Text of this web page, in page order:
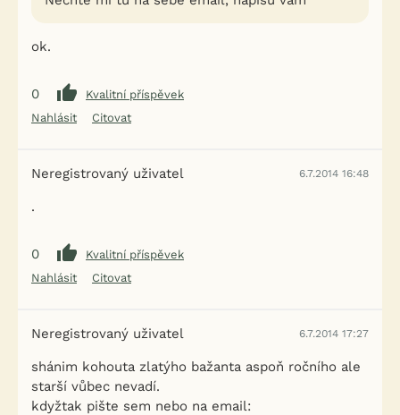
ok.
0
Kvalitní příspěvek
Nahlásit
Citovat
Neregistrovaný uživatel 6.7.2014 16:48
.
0
Kvalitní příspěvek
Nahlásit
Citovat
Neregistrovaný uživatel 6.7.2014 17:27
shánim kohouta zlatýho bažanta aspoň ročního ale
starší vůbec nevadí.
kdyžtak pište sem nebo na email: